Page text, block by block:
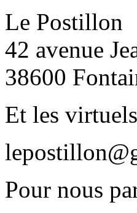
Le Postillon
42 avenue
38600
Et les
Pour nous